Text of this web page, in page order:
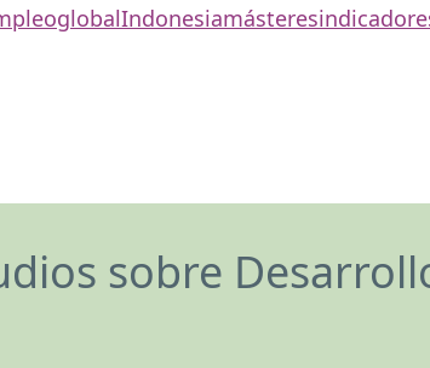
globalIndonesiamásteres
sobre